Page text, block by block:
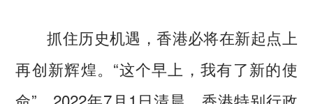
抓住历史机遇，香港必将在新起点上
再创新辉煌。 “这个早上，我有了新的使